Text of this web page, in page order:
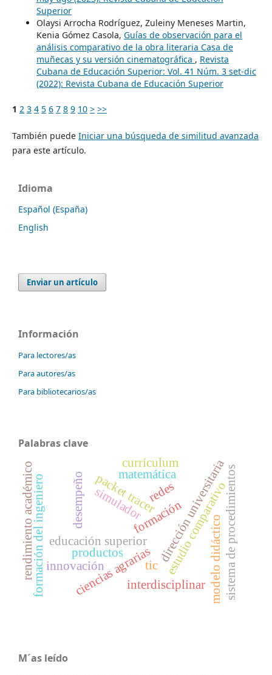
Superior
Olaysi Arrocha Rodríguez, Zuleiny Meneses Martin,
Kenia Gómez Casola, Guías de observación para el
análisis comparativo de la obra literaria Casa de
muñecas y su versión cinematográfica , Revista
Cubana de Educación Superior: Vol. 41 Núm. 3 set-dic
(2022): Revista Cubana de Educación Superior
1 2 3 4 5 6 7 8 9 10 > >>
También puede Iniciar una búsqueda de similitud avanzada
para este artículo.
Idioma
Español (España)
English
Enviar un artículo
Información
Para lectores/as
Para autores/as
Para bibliotecarios/as
Palabras clave
desempeño
educación superior
formacióndirección universitaria
estudio comparativo
simulador
packet tracerredes
tic
ciencias agrarias sistema de procedimientos
formación del ingeniero matemática
modelo didáctico
interdisciplinar
productos
currículum
innovación
rendimiento académico
M´as leído